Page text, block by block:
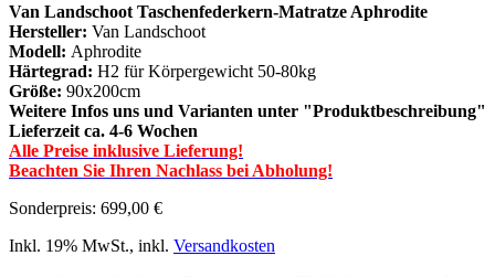
Van Landschoot Taschenfederkern-Matratze Aphrodite
Hersteller: Van Landschoot
Modell: Aphrodite
Härtegrad: H2 für Körpergewicht 50-80kg
Größe: 90x200cm
Weitere Infos uns und Varianten unter "Produktbeschreibung"
Lieferzeit ca. 4-6 Wochen
Alle Preise inklusive Lieferung!
Beachten Sie Ihren Nachlass bei Abholung!
Sonderpreis: 699,00 €
Inkl. 19% MwSt., inkl. Versandkosten